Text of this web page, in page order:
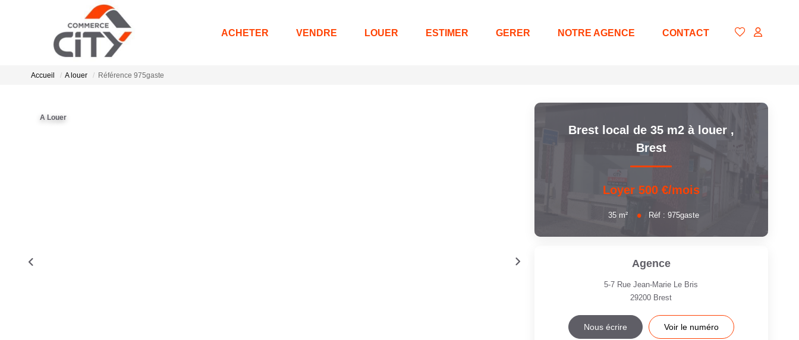
ACHETER VENDRE LOUER ESTIMER GERER NOTRE AGENCE CONTACT
Accueil A louer Référence 975gaste
A Louer
Brest local de 35 m2 à louer ,
Brest
Loyer 500 €/mois
35 m² Réf : 975gaste
Agence
5-7 Rue Jean-Marie Le Bris
29200 Brest
Nous écrire Voir le numéro